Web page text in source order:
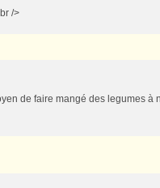
/>
de faire mangé des legumes à